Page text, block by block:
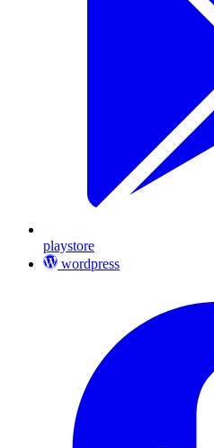
playstore
wordpress